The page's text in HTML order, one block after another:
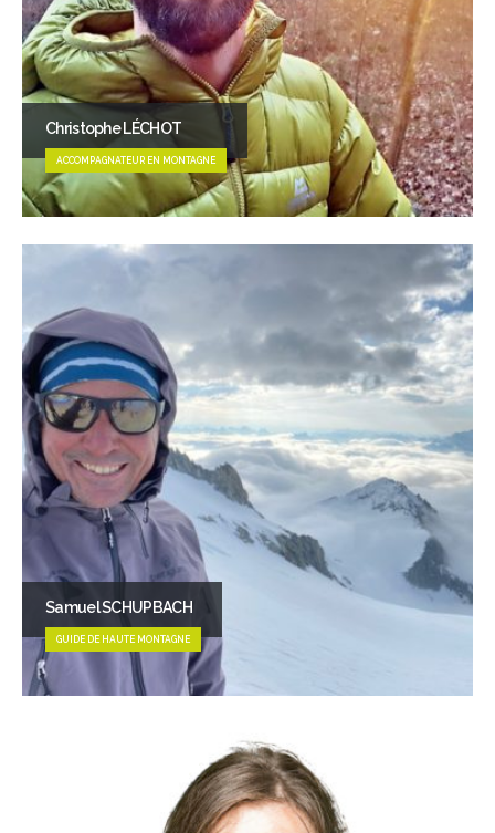
Christophe LÉCHOT
ACCOMPAGNATEUR EN MONTAGNE
Samuel SCHUPBACH
GUIDE DE HAUTE MONTAGNE